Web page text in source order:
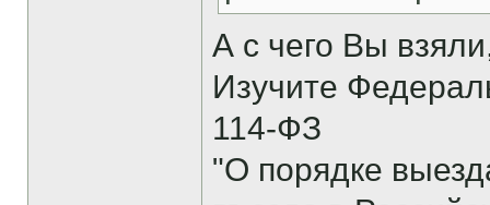
А с чего Вы
Изучите
114-ФЗ
"О порядке